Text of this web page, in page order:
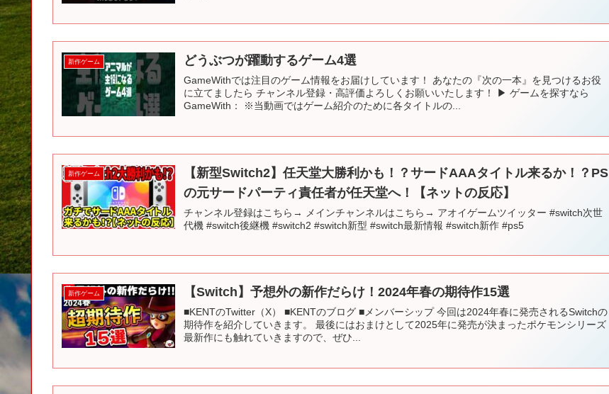
新作ゲーム どうぶつが躍動するゲーム4選
GameWithでは注目のゲーム情報をお届けしています！ あなたの『次の一本』を見つけるお役
に立てましたら チャンネル登録・高評価よろしくお願いいたします！ ▶ ゲームを探すなら
GameWith： ※当動画ではゲーム紹介のために各タイトルの...
新作ゲーム
【新型Switch2】任天堂大勝利かも！？サードAAAタイトル来るか！？PS
の元サードパーティ責任者が任天堂へ！【ネットの反応】
チャンネル登録はこちら→ メインチャンネルはこちら→ アオイゲームツイッター #switch次世
代機 #switch後継機 #switch2 #switch新型 #switch最新情報 #switch新作 #ps5
新作ゲーム 【Switch】予想外の新作だらけ！2024年春の期待作15選
■KENTのTwitter（X） ■KENTのブログ ■メンバーシップ 今回は2024年春に発売されるSwitchの
期待作を紹介していきます。 最後にはおまけとして2025年に発売が決まったポケモンシリーズ
最新作にも触れていきますので、ぜひ...